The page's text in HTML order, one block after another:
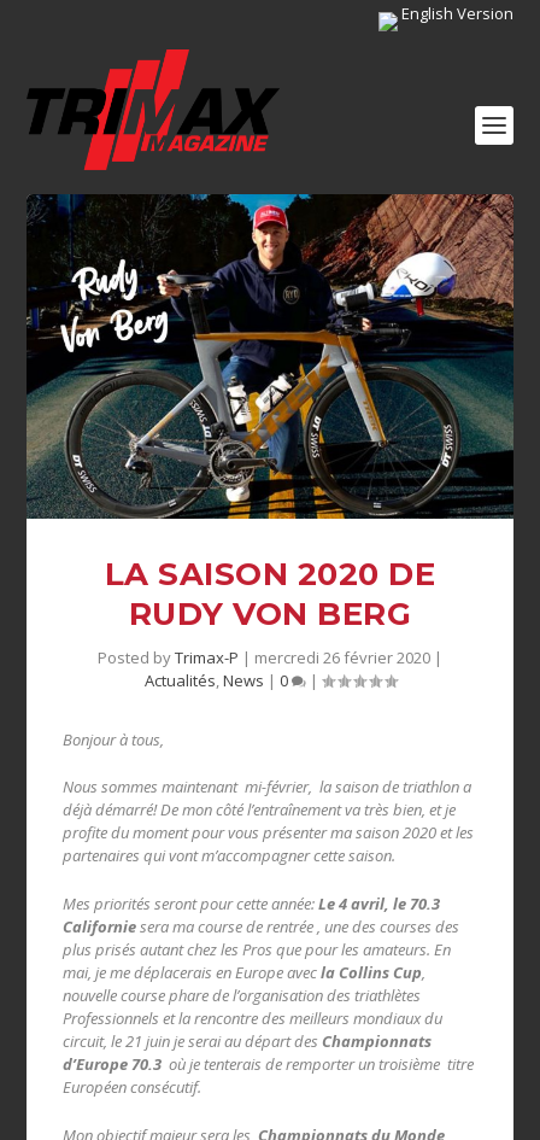
English Version
LA SAISON 2020 DE
RUDY VON BERG
Posted byTrimax-P | mercredi 26 février 2020 |
Actualités News | 0 |
Bonjour à tous,
Nous sommes maintenant mi-février, la saison de triathlon a
déjà démarré! De mon côté l’entraînement va très bien, et je
profite du moment pour vous présenter ma saison 2020 et les
partenaires qui vont m’accompagner cette saison.
Mes priorités seront pour cette année:Le 4 avril, le 70.3
Californiesera ma course de rentrée , une des courses des
plus prisés autant chez les Pros que pour les amateurs. En
mai, je me déplacerais en Europe avecla Collins Cup,
nouvelle course phare de l’organisation des triathlètes
Professionnels et la rencontre des meilleurs mondiaux du
circuit, le 21 juin je serai au départ desChampionnats
d’Europe 70.3 où je tenterais de remporter un troisième titre
Européen consécutif.
Mon objectif majeur sera lesChampionnats du Monde